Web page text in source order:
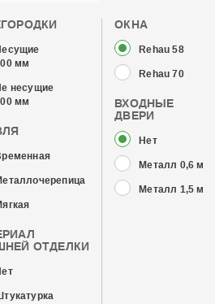
мм
несущие
мм
ОТДЕЛКИ
ОКНА
Rehau 58
Rehau 70
ВХОДНЫЕ
ДВЕРИ
Нет
Металл 0,6 мм
Металл 1,5 мм